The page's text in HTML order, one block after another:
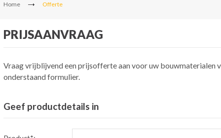
Home Offerte
PRIJSAANVRAAG
Vraag vrijblijvend een prijsofferte aan voor uw bouwmaterialen
onderstaand formulier.
Geef productdetails in